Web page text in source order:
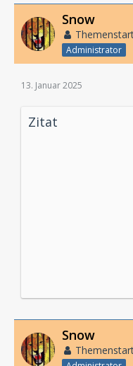
Snow
Administrator
13. Januar 2025
Zitat
Snow